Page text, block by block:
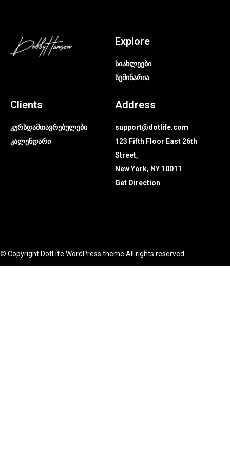
Explore
სიახლეები
სემინარია
Clients
კურსდამთავრებულები
კალენდარი
Address
support@dotlife.com
123 Fifth Floor East 26th
Street,
New York, NY 10011
Get Direction
© Copyright DotLife WordPress theme All rights reserved.